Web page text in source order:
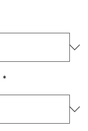
*